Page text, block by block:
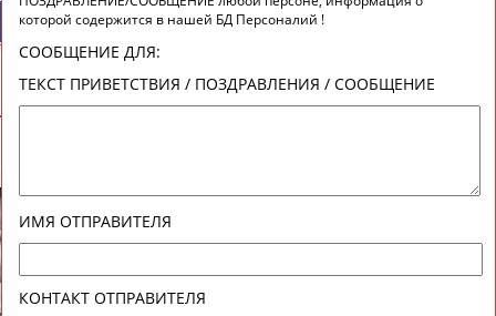
эстафете на пятом этапе Кубка мира по санному
1.31,773.Виктор Кнейб(Россия) не финишировал.
НОВОСТИ И
КОММЕНТАРИИ
Антон
которой содержится в нашей БД Персоналий !
СООБЩЕНИЕ ДЛЯ:
ТЕКСТ ПРИВЕТСТВИЯ / ПОЗДРАВЛЕНИЯ / СООБЩЕНИЕ
ИМЯ ОТПРАВИТЕЛЯ
КОНТАКТ ОТПРАВИТЕЛЯ